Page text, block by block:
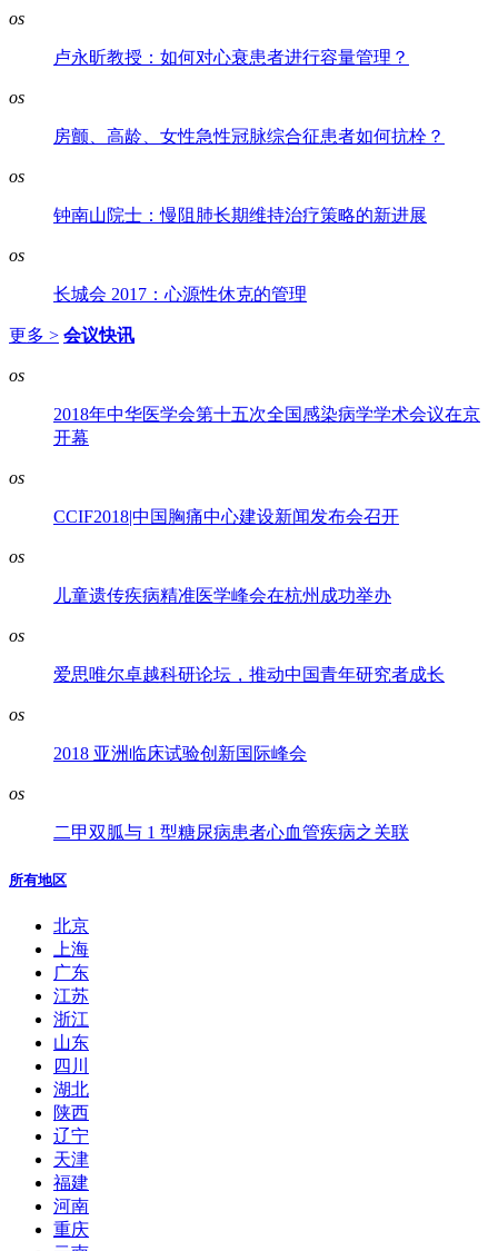
os
卢永昕教授：如何对心衰患者进行容量管理？
os
房颤、高龄、女性急性冠脉综合征患者如何抗栓？
os
钟南山院士：慢阻肺长期维持治疗策略的新进展
os
长城会 2017：心源性休克的管理
更多 > 会议快讯
os
2018年中华医学会第十五次全国感染病学学术会议在京
开幕
os
CCIF2018|中国胸痛中心建设新闻发布会召开
os
儿童遗传疾病精准医学峰会在杭州成功举办
os
爱思唯尔卓越科研论坛，推动中国青年研究者成长
os
2018 亚洲临床试验创新国际峰会
os
二甲双胍与 1 型糖尿病患者心血管疾病之关联
所有地区
北京
上海
广东
江苏
浙江
山东
四川
湖北
陕西
辽宁
天津
福建
河南
重庆